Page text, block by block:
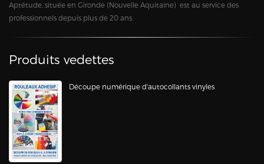
Aptétude, située en Gironde (Nouvelle Aquitaine) est au service des
professionnels depuis plus de 20 ans.
Produits vedettes
Découpe numérique d'autocollants vinyles